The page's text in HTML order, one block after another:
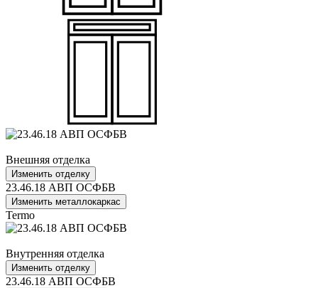
Внешняя отделка
Изменить отделку
23.46.18 АВП ОСФБВ
Изменить металлокаркас
Termo
Внутренняя отделка
Изменить отделку
23.46.18 АВП ОСФБВ